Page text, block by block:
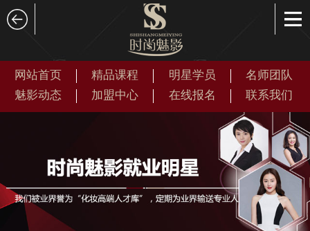
网站首页 精品课程 明星学员
名师团队
魅影动态
加盟中心 在线报名 联系我们